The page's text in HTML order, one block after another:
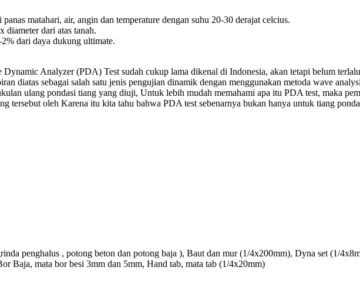
matahari, air, angin dan temperature dengan suhu 20-30 derajat celcius.
diameter dari atas tanah.
dari daya dukung ultimate.
Dynamic Analyzer (PDA) Test sudah cukup lama dikenal di Indonesia, akan tetapi belum
diatas sebagai salah satu jenis pengujian dinamik dengan menggunakan metoda wave
ulang pondasi tiang yang diuji, Untuk lebih mudah memahami apa itu PDA test, maka
tersebut oleh Karena itu kita tahu bahwa PDA test sebenarnya bukan hanya untuk tiang
penghalus , potong beton dan potong baja ), Baut dan mur (1/4x200mm), Dyna set (1/
Baja, mata bor besi 3mm dan 5mm, Hand tab, mata tab (1/4x20mm)